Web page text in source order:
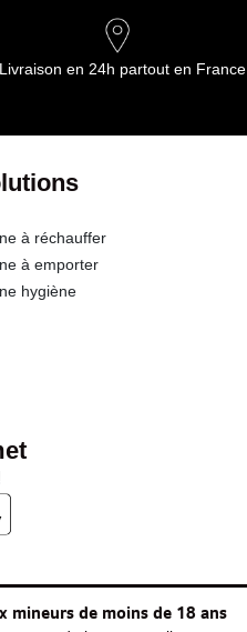
Livraison en 24h partout en France
à réchauffer
à emporter
hygiène
mineurs de moins de 18 ans